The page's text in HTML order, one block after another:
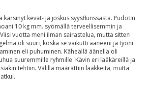
kärsinyt kevät- ja joskus syysflunssasta. Pudotin
10 kg mm. syömällä terveellisemmin ja
vuotta meni ilman sairastelua, mutta sitten
oli suuri, koska se vaikutti ääneeni ja työni
eli puhuminen. Käheällä äänellä oli
suuremmille ryhmille. Kävin eri lääkäreillä ja
tehtiin. Välillä määrättiin lääkkeitä, mutta